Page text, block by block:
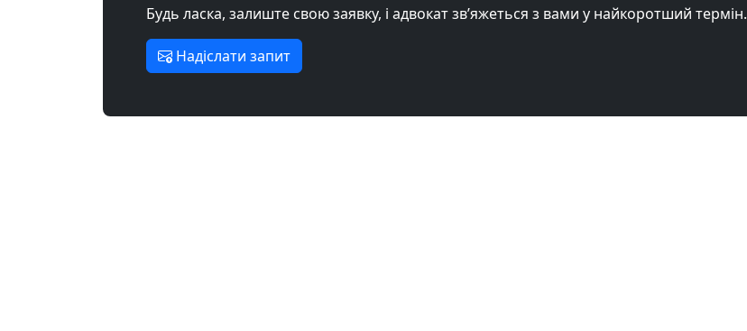
Будь ласка, залиште свою заявку, і адвокат зв’яжеться з вами у найкоротший термін.
Надіслати запит